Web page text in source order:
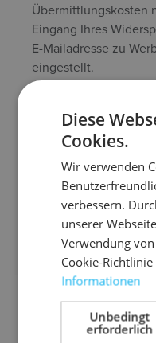
Übermittlungskosten
Eingang Ihres
E-Mailadresse zu
eingestellt.
Der Versand unserer
diesen Anbieter:
Terry Avenue North,
Auf Basis unseres
effektiven und
Marketing geben
Anmeldung
lit. f DSGVO an
den
übernimmt.
Diese
Cookies.
Wir verwenden
verbessern.
unserer
Verwendung
Cookie-
Informationen
Unbedingt
erforderlich